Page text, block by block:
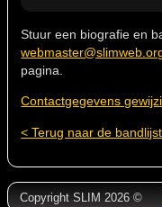
Stuur een biografie en
pagina.
Contactgegevens
< Terug naar de bandlijst
Copyright SLIM 2026 ©